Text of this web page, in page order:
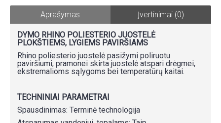
Aprašymas Įvertinimai (0)
DYMO RHINO POLIESTERIO JUOSTELĖ
PLOKŠTIEMS, LYGIEMS PAVIRŠIAMS
Rhino poliesterio juostelė pasižymi poliruotu
paviršiumi; pramonei skirta juostelė atspari drėgmei,
ekstremalioms sąlygoms bei temperatūrų kaitai.
TECHNINIAI PARAMETRAI
Spausdinimas: Terminė technologija